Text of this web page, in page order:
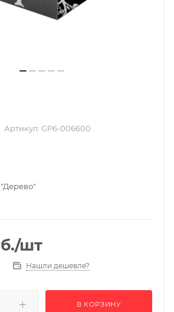
Артикул: GP6-006600
/шт
Нашли дешевле?
В КОРЗИНУ